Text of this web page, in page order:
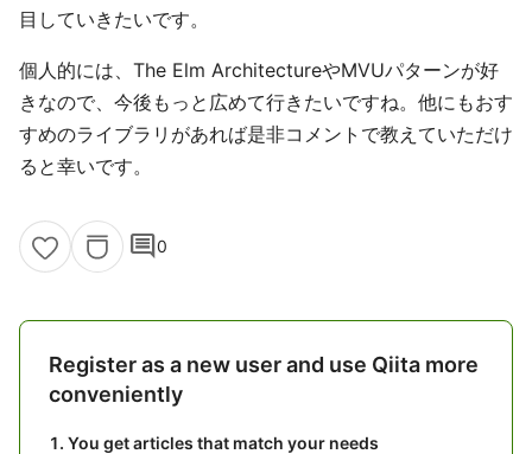
目していきたいです。
個人的には、The Elm ArchitectureやMVUパターンが好
きなので、今後もっと広めて行きたいですね。他にもおす
すめのライブラリがあれば是非コメントで教えていただけ
ると幸いです。
comment0
Register as a new user and use Qiita more
conveniently
You get articles that match your needs